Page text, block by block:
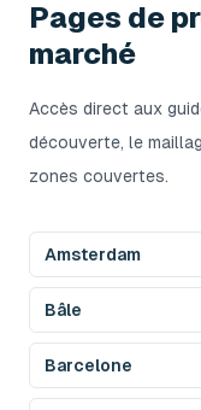
Pages de
marché
Accès direct aux
découverte, le
zones couvertes.
Amsterdam
Bâle
Barcelone